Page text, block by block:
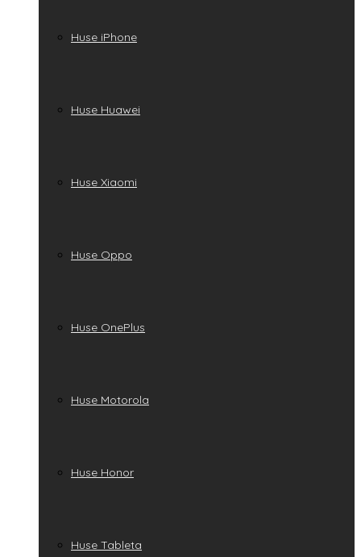
Huse iPhone
Huse Huawei
Huse Xiaomi
Huse Oppo
Huse OnePlus
Huse Motorola
Huse Honor
Huse Tableta